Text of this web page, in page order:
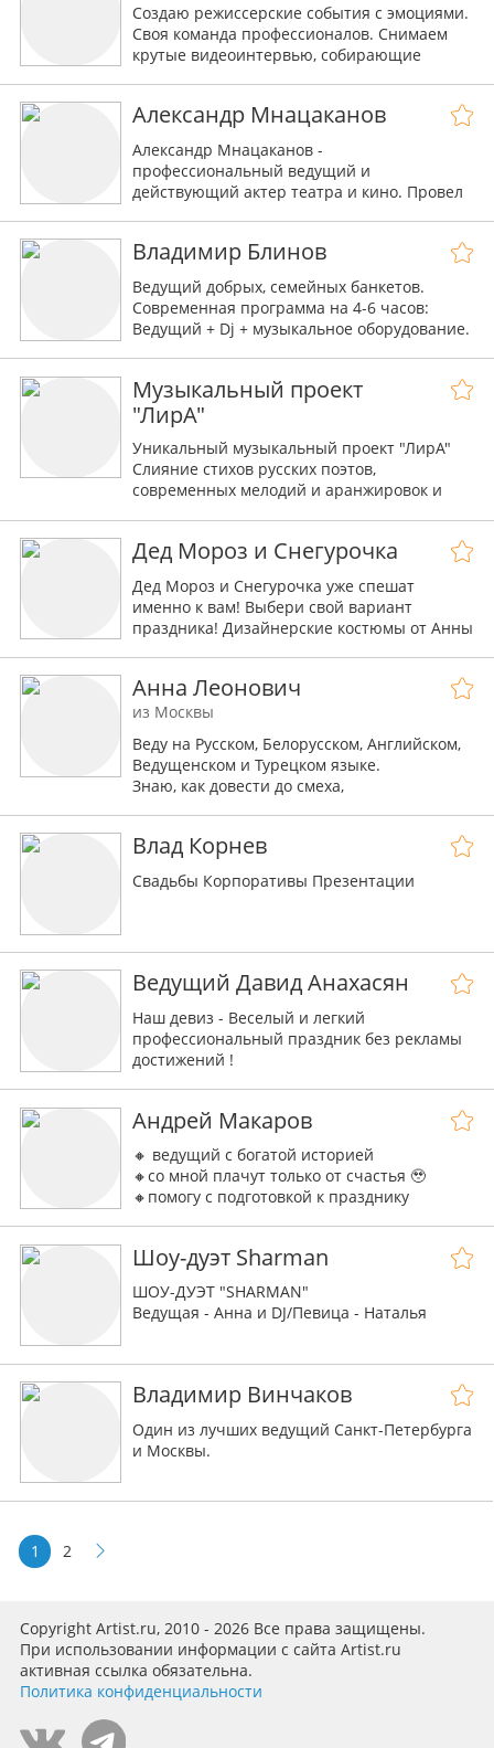
Создаю режиссерские события с эмоциями.
Своя команда профессионалов. Снимаем
крутые видеоинтервью, собирающие
Александр Мнацаканов
Александр Мнацаканов -
профессиональный ведущий и
действующий актер театра и кино. Провел
комфортом!
Владимир Блинов
Ведущий добрых, семейных банкетов.
Современная программа на 4-6 часов:
Ведущий + Dj + музыкальное оборудование.
Музыкальный проект
"ЛирА"
Уникальный музыкальный проект "ЛирА"
Слияние стихов русских поэтов,
современных мелодий и аранжировок и
Дед Мороз и Снегурочка
Дед Мороз и Снегурочка уже спешат
именно к вам! Выбери свой вариант
праздника! Дизайнерские костюмы от Анны
Анна Леонович
из Москвы
Веду на Русском, Белорусском, Английском,
Ведущенском и Турецком языке.
Знаю, как довести до смеха,
Превращаю праздник в Фестиваль Эмоций!
Влад Корнев
Свадьбы Корпоративы Презентации
Ведущий Давид Анахасян
Наш девиз - Веселый и легкий
профессиональный праздник без рекламы
достижений !
Андрей Макаров
🔸 ведущий с богатой историей
🔸со мной плачут только от счастья 🥹
🔸помогу с подготовкой к празднику
🔸от меня лучший диджей 🎧
Шоу-дуэт Sharman
ШОУ-ДУЭТ "SHARMAN"
Ведущая - Анна и DJ/Певица - Наталья
и проведёт для вас любой праздник —
стилизованную вечеринку или юбилей,
новогодний бал или детский праздник.
Серьёзный опыт в организации и
Доверьтесь обаятельным профессионалам
Владимир Винчаков
Один из лучших ведущий Санкт-Петербурга
и Москвы.
1 2
Copyright Artist.ru, 2010 - 2026 Все права защищены.
При использовании информации с сайта Artist.ru
активная ссылка обязательна.
Политика конфиденциальности